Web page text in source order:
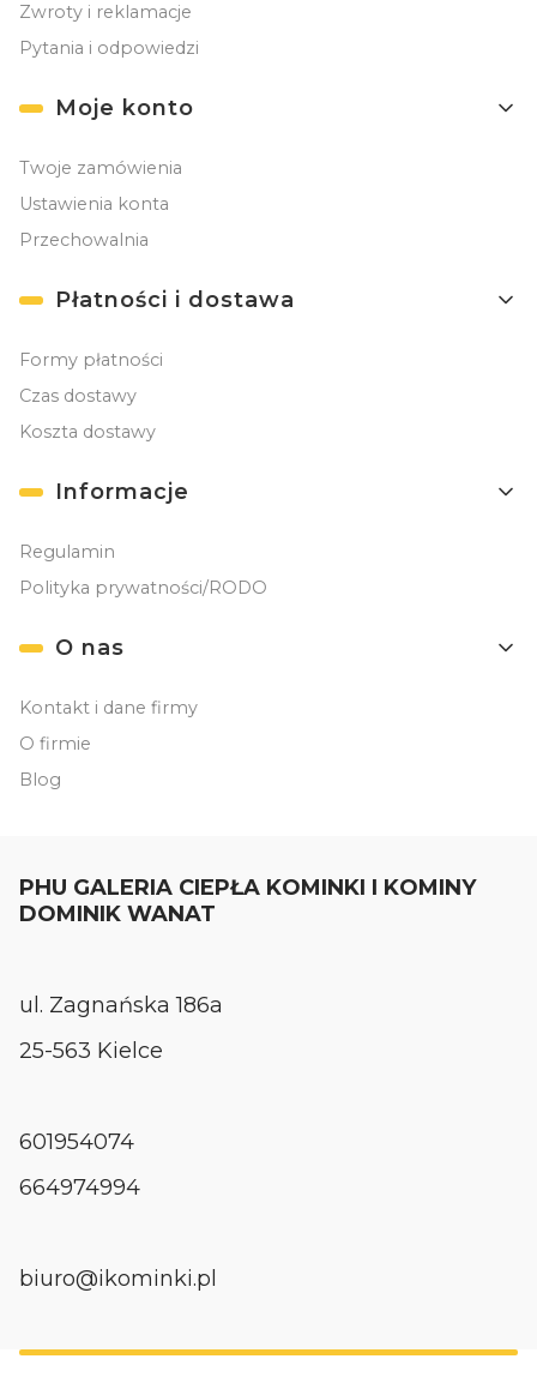
Zwroty i reklamacje
Pytania i odpowiedzi
Moje konto
Twoje zamówienia
Ustawienia konta
Przechowalnia
Płatności i dostawa
Formy płatności
Czas dostawy
Koszta dostawy
Informacje
Regulamin
Polityka prywatności/RODO
O nas
Kontakt i dane firmy
O firmie
Blog
PHU GALERIA CIEPŁA KOMINKI I KOMINY
DOMINIK WANAT
ul. Zagnańska 186a
25-563 Kielce
601954074
664974994
biuro@ikominki.pl